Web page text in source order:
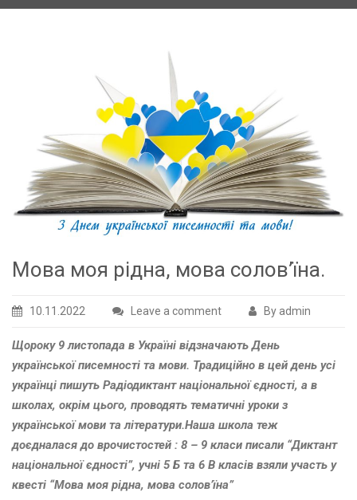
Мова моя рідна, мова солов’їна.
10.11.2022 Leave a comment By admin
Щороку 9 листопада в Україні відзначають День
української писемності та мови. Традиційно в цей день усі
українці пишуть Радіодиктант національної єдності, а в
школах, окрім цього, проводять тематичні уроки з
української мови та літератури.Наша школа теж
доєдналася до врочистостей : 8 – 9 класи писали “Диктант
національної єдності”, учні 5 Б та 6 В класів взяли участь у
квесті “Мова моя рідна, мова солов’їна”